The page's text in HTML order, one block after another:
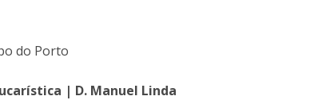
do Porto
| D. Manuel Linda